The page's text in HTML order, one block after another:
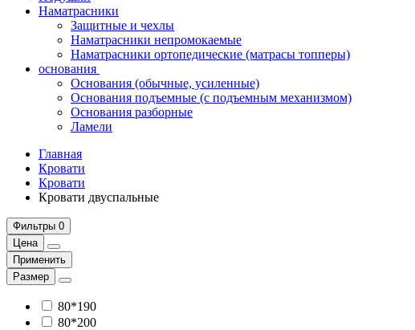
Наматрасники
Защитные и чехлы
Наматрасники непромокаемые
Наматрасники ортопедические (матрасы топперы)
основания
Основания (обычные, усиленные)
Основания подъемные (с подъемным механизмом)
Основания разборные
Ламели
Главная
Кровати
Кровати
Кровати двуспальные
Фильтры 0
Цена
Применить
Размер
80*190
80*200